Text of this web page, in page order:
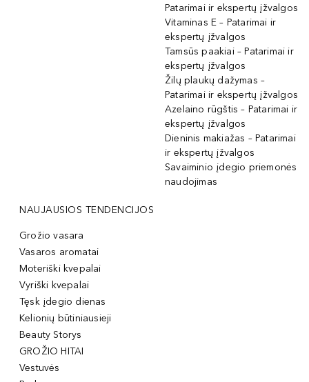
Patarimai ir ekspertų įžvalgos
Vitaminas E – Patarimai ir
ekspertų įžvalgos
Tamsūs paakiai – Patarimai ir
ekspertų įžvalgos
Žilų plaukų dažymas –
Patarimai ir ekspertų įžvalgos
Azelaino rūgštis – Patarimai ir
ekspertų įžvalgos
Dieninis makiažas – Patarimai
ir ekspertų įžvalgos
Savaiminio įdegio priemonės
naudojimas
NAUJAUSIOS TENDENCIJOS
Grožio vasara
Vasaros aromatai
Moteriški kvepalai
Vyriški kvepalai
Tęsk įdegio dienas
Kelionių būtiniausieji
Beauty Storys
GROŽIO HITAI
Vestuvės